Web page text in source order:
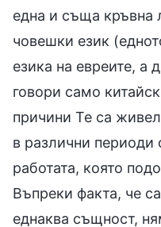
една и съща кръвна
човешки език
езика на евреите, а
говори само
причини Те са
в различни периоди
работата, която
Въпреки факта, че
еднаква същност,